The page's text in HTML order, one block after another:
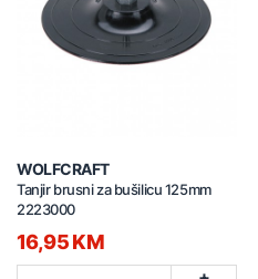
WOLFCRAFT
Tanjir brusni za bušilicu 125mm
2223000
16,95 KM